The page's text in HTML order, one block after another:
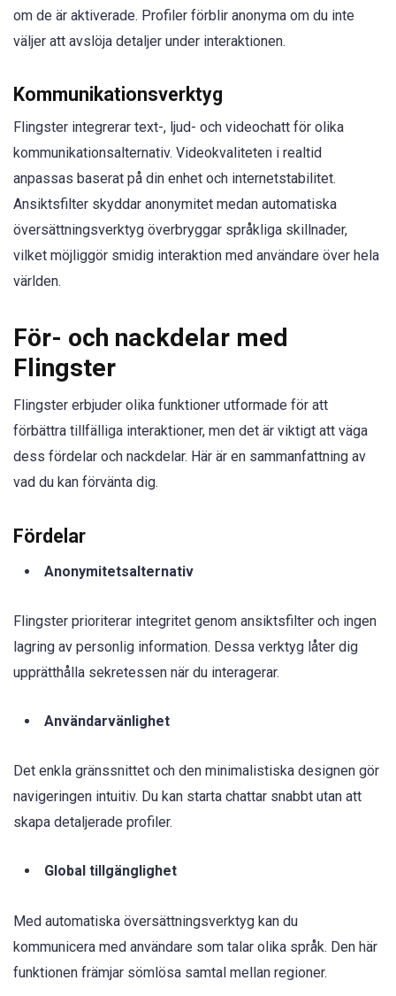
om de är aktiverade. Profiler förblir anonyma om du inte
väljer att avslöja detaljer under interaktionen.
Kommunikationsverktyg
Flingster integrerar text-, ljud- och videochatt för olika
kommunikationsalternativ. Videokvaliteten i realtid
anpassas baserat på din enhet och internetstabilitet.
Ansiktsfilter skyddar anonymitet medan automatiska
översättningsverktyg överbryggar språkliga skillnader,
vilket möjliggör smidig interaktion med användare över hela
världen.
För- och nackdelar med
Flingster
Flingster erbjuder olika funktioner utformade för att
förbättra tillfälliga interaktioner, men det är viktigt att väga
dess fördelar och nackdelar. Här är en sammanfattning av
vad du kan förvänta dig.
Fördelar
Anonymitetsalternativ
Flingster prioriterar integritet genom ansiktsfilter och ingen
lagring av personlig information. Dessa verktyg låter dig
upprätthålla sekretessen när du interagerar.
Användarvänlighet
Det enkla gränssnittet och den minimalistiska designen gör
navigeringen intuitiv. Du kan starta chattar snabbt utan att
skapa detaljerade profiler.
Global tillgänglighet
Med automatiska översättningsverktyg kan du
kommunicera med användare som talar olika språk. Den här
funktionen främjar sömlösa samtal mellan regioner.